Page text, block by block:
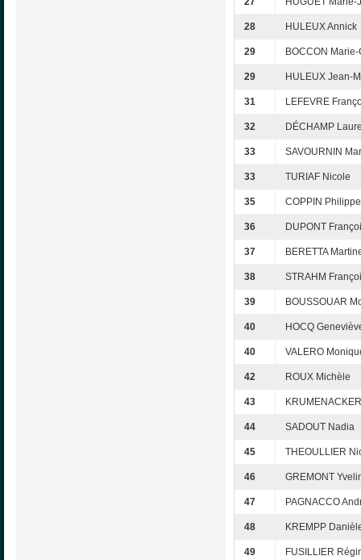
28 HULEUX Annick
29 BOCCON
29 HULEUX Jean-
31 LEFEVRE
32 DÉCHAMP
33 SAVOURNIN
33 TURIAF Nicole
35 COPPIN Philippe
36 DUPONT
37 BERETTA
38 STRAHM
39 BOUSSOUAR
40 HOCQ
40 VALERO
42 ROUX Michèle
43
44 SADOUT Nadia
45 THEOULLIER
46 GREMONT
47 PAGNACCO
48 KREMPP
49 FUSILLIER